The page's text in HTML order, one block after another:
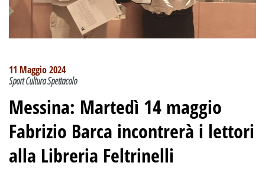
11 Maggio 2024
Sport Cultura Spettacolo
Messina: Martedì 14 maggio
Fabrizio Barca incontrerà i lettori
alla Libreria Feltrinelli